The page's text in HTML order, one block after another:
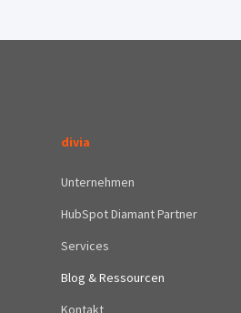
divia
Unternehmen
HubSpot Diamant Partner
Services
Blog & Ressourcen
Kontakt